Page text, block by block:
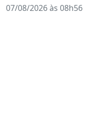
07/08/2026 às 08h56